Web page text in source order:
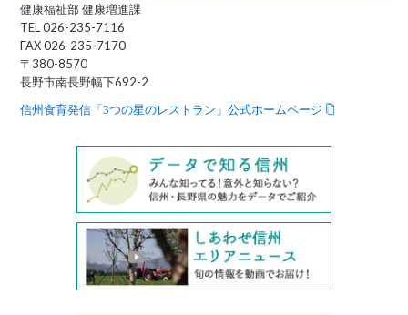
健康福祉部 健康増進課
TEL 026-235-7116
FAX 026-235-7170
〒380-8570
長野市南長野幅下692-2
信州食育発信「3つの星のレストラン」公式ホームページ